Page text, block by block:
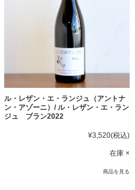
ル・レザン・エ・ランジュ（アントナ
ン・アゾーニ）/ ル・レザン・エ・ラン
ジュ ブラン2022
¥3,520(税込)
在庫 ×
商品を見る